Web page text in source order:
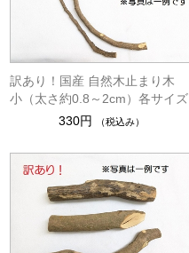
訳あり！国産 自然木止まり木
小（太さ約0.8～2cm）各サイズ
330円
（税込み）